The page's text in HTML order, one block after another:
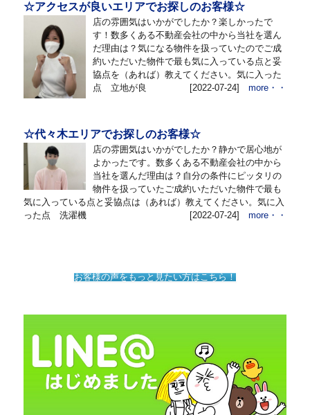
☆アクセスが良いエリアでお探しのお客様☆
店の雰囲気はいかがでしたか？楽しかったで
す！数多くある不動産会社の中から当社を選ん
だ理由は？気になる物件を扱っていたのでご成
約いただいた物件で最も気に入っている点と妥
協点を（あれば）教えてください。気に入った
点 立地が良
[2022-07-24] more・・
☆代々木エリアでお探しのお客様☆
店の雰囲気はいかがでしたか？静かで居心地が
よかったです。数多くある不動産会社の中から
当社を選んだ理由は？自分の条件にピッタリの
物件を扱っていたご成約いただいた物件で最も
気に入っている点と妥協点は（あれば）教えてください。気に入
った点 洗濯機
[2022-07-24] more・・
お客様の声をもっと見たい方はこちら！